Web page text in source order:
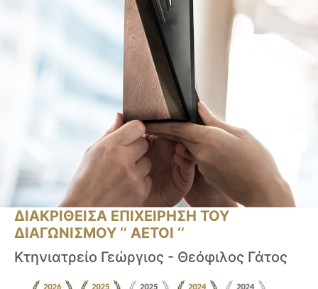
ΔΙΑΚΡΙΘΕΙΣΑ ΕΠΙΧΕΙΡΗΣΗ ΤΟΥ
ΔΙΑΓΩΝΙΣΜΟΥ ‘’ ΑΕΤΟΙ ‘’
Κτηνιατρείο Γεώργιος - Θεόφιλος Γάτος